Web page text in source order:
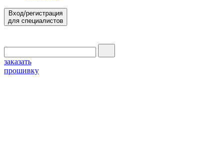
Вход/регистрация
для специалистов
заказать
прошивку